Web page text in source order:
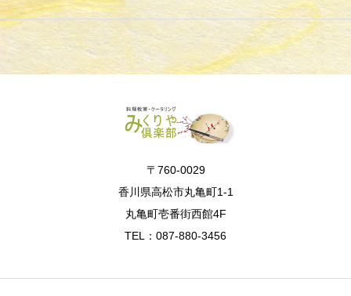
〒760-0029
香川県高松市丸亀町1-1
丸亀町壱番街西館4F
TEL：087-880-3456